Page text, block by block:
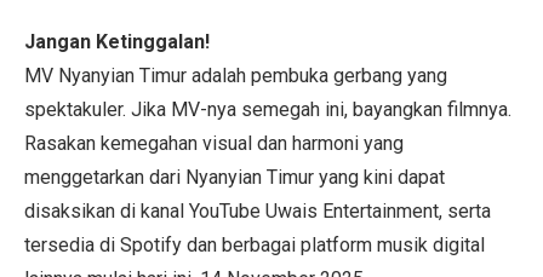
Jangan Ketinggalan!
MV Nyanyian Timur adalah pembuka gerbang yang
spektakuler. Jika MV-nya semegah ini, bayangkan filmnya.
Rasakan kemegahan visual dan harmoni yang
menggetarkan dari Nyanyian Timur yang kini dapat
disaksikan di kanal YouTube Uwais Entertainment, serta
tersedia di Spotify dan berbagai platform musik digital